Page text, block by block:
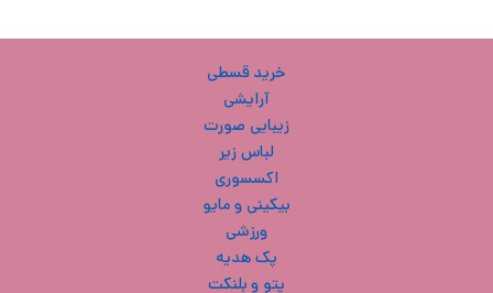
خرید قسطی
آرایشی
زیبایی صورت
لباس زیر
اکسسوری
بیکینی و مایو
ورزشی
پک هدیه
پتو و بلنکت